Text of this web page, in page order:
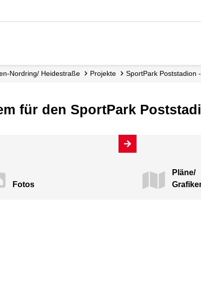
Nordring/ Heidestraße Projekte SportPark Poststadion
für den SportPark
Fotos
Pläne/